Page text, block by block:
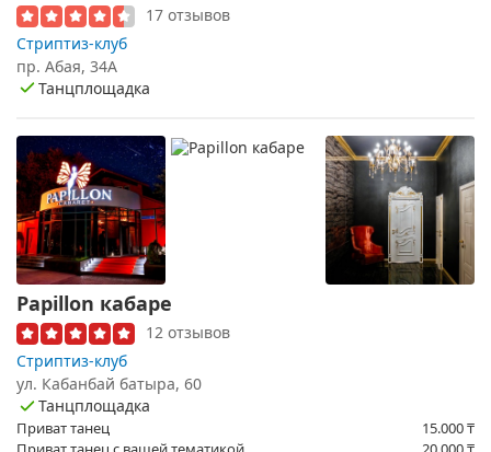
17 отзывов
Стриптиз-клуб
пр. Абая, 34А
Танцплощадка
Papillon кабаре
12 отзывов
Стриптиз-клуб
ул. Кабанбай батыра, 60
Танцплощадка
Приват танец 15.000₸